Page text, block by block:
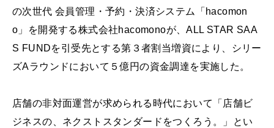
の次世代 会員管理・予約・決済システム「hacomon
o」を開発する株式会社hacomonoが、ALL STAR SAA
S FUNDを引受先とする第３者割当増資により、シリー
ズAラウンドにおいて５億円の資金調達を実施した。
店舗の非対面運営が求められる時代において「店舗ビ
ジネスの、ネクストスタンダードをつくろう。」とい